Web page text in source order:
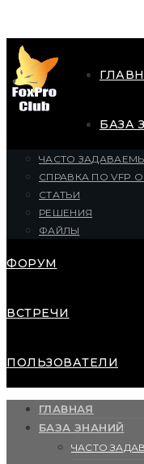
БАЗА
ЧАСТО
СПРАВКА ПО VFP
СТАТЬИ
РЕШЕНИЯ
ФАЙЛЫ
ФОРУМ
ВСТРЕЧИ
ПОЛЬЗОВАТЕЛИ
ГЛАВНАЯ
БАЗА ЗНАНИЙ
ЧАСТО